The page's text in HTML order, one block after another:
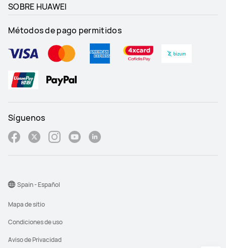
SOBRE HUAWEI
Métodos de pago permitidos
Síguenos
Mapa de sitio
Condiciones de uso
Aviso de Privacidad
Spain - Español